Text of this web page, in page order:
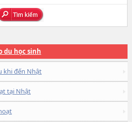
du học sinh
khi đến Nhật
tại Nhật